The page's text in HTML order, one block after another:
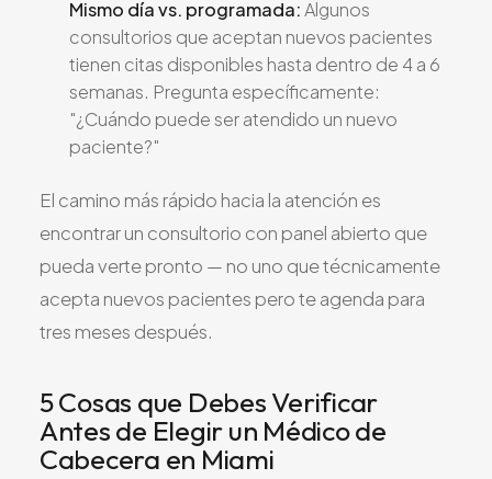
Mismo día vs. programada:Algunos
consultorios que aceptan nuevos pacientes
tienen citas disponibles hasta dentro de 4 a 6
semanas. Pregunta específicamente:
"¿Cuándo puede ser atendido un nuevo
paciente?"
El camino más rápido hacia la atención es
encontrar un consultorio con panel abierto que
pueda verte pronto — no uno que técnicamente
acepta nuevos pacientes pero te agenda para
tres meses después.
5 Cosas que Debes Verificar
Antes de Elegir un Médico de
Cabecera en Miami